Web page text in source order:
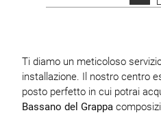
Ti diamo un meticoloso
installazione. Il nostro centro
posto perfetto in cui potrai
Bassano del Grappa